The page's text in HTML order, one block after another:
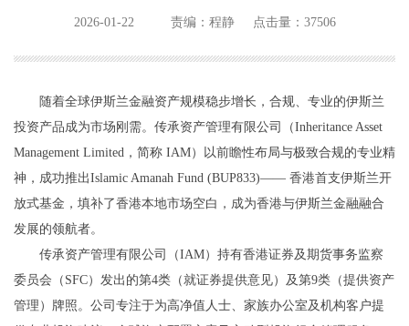
2026-01-22 责编：程静 点击量：37506
随着全球伊斯兰金融资产规模稳步增长，合规、专业的伊斯兰
投资产品成为市场刚需。传承资产管理有限公司（Inheritance Asset
Management Limited，简称 IAM）以前瞻性布局与极致合规的专业精
神，成功推出Islamic Amanah Fund (BUP833)—— 香港首支伊斯兰开
放式基金，填补了香港本地市场空白，成为香港与伊斯兰金融融合
发展的领航者。
传承资产管理有限公司（IAM）持有香港证券及期货事务监察
委员会（SFC）发出的第4类（就证券提供意见）及第9类（提供资产
管理）牌照。公司专注于为高净值人士、家族办公室及机构客户提